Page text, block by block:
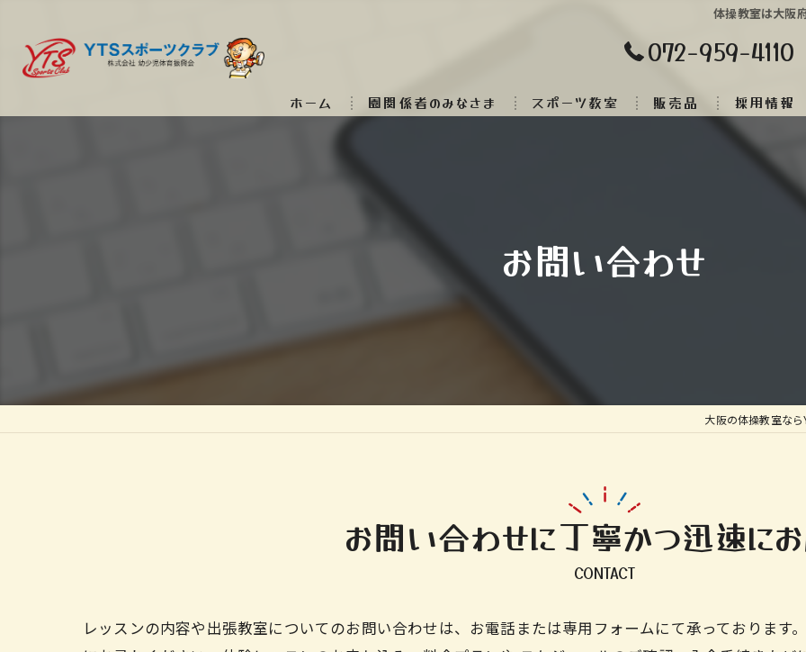
体操教室は大阪
072-959-4110
ホーム 園関係者のみなさま スポーツ教室 販売品 採用情報
お問い合わせ
大阪の体操教室な
お問い合わせに丁寧かつ迅速に
CONTACT
レッスンの内容や出張教室についてのお問い合わせは、お電話または専用フォームにて承っております